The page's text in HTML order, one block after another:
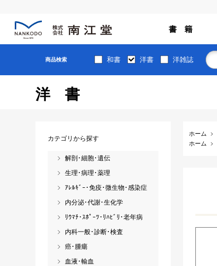
書 籍
商品検索 和書 洋書 洋雑誌
洋書
ホーム
ホーム
カテゴリから探す
解剖･細胞･遺伝
生理･病理･薬理
ｱﾚﾙｷﾞｰ･免疫･微生物･感染症
内分泌･代謝･生化学
ﾘｳﾏﾁ･ｽﾎﾟｰﾂ･ﾘﾊﾋﾞﾘ･老年病
内科一般･診断･検査
癌･腫瘍
血液･輸血